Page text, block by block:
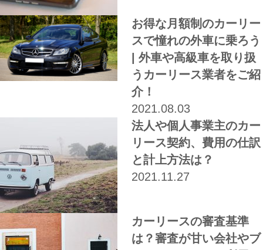
お得な月額制のカーリー
スで憧れの外車に乗ろう
| 外車や高級車を取り扱
うカーリース業者をご紹
介！
2021.08.03
法人や個人事業主のカー
リース契約、費用の仕訳
と計上方法は？
2021.11.27
カーリースの審査基準
は？審査が甘い会社やブ